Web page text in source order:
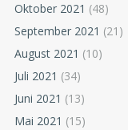
Oktober 2021 (48)
September 2021 (21)
August 2021 (10)
Juli 2021 (34)
Juni 2021 (13)
Mai 2021 (15)